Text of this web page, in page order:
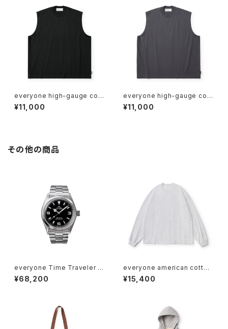
everyone high-gauge cott
on no sleeve tee shirt (BL
ACK)
¥11,000
everyone high-gauge cott
on no sleeve tee shirt (CH
ARCOAL)
¥11,000
その他の商品
everyone Time Traveler b
y VAGUE WATCH CO.
¥68,200
everyone american cotton
long sleeve tee shirt (AS
H)
¥15,400